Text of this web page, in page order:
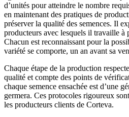
d’unités pour atteindre le nombre
en maintenant des pratiques de
préserver la qualité des semences. Il
producteurs avec lesquels il travaille à
Chacun est reconnaissant pour la
variété se comporte, un an avant sa
Chaque étape de la production
qualité et compte des points de
chaque semence ensachée est d’une
germera. Ces protocoles rigoureux
les producteurs clients de Corteva.